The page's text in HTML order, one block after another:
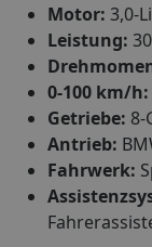
Motor: 3,0-
Leistung:
0-100 km/h:
Getriebe: 8-
Antrieb:
Fahrwerk: